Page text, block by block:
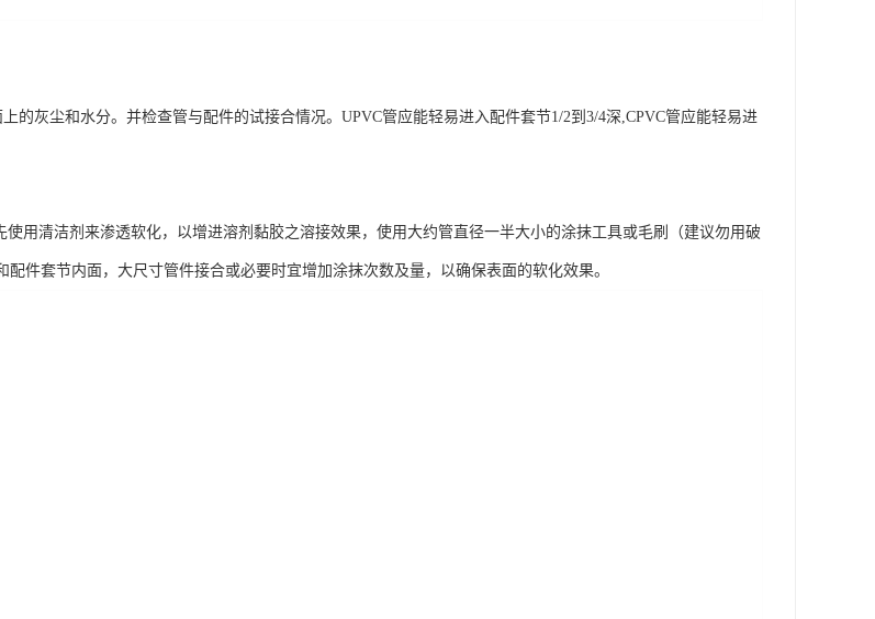
的灰尘和水分。并检查管与配件的试接合情况。UPVC管应能轻易进入配件套节1/2到3/4深,CPVC管应能轻易进
用清洁剂来渗透软化，以增进溶剂黏胶之溶接效果，使用大约管直径一半大小的涂抹工具或毛刷（建议勿用破
件套节内面，大尺寸管件接合或必要时宜增加涂抹次数及量，以确保表面的软化效果。